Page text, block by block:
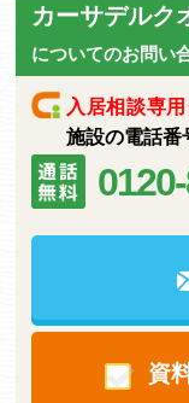
カーサデルク
についてのお問い
入居相談専
施設の電話番
資